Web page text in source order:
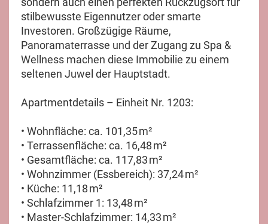
stilbewusste Eigennutzer oder smarte
Investoren. Großzügige Räume,
Panoramaterrasse und der Zugang zu Spa &
Wellness machen diese Immobilie zu einem
seltenen Juwel der Hauptstadt.
Apartmentdetails – Einheit Nr. 1203:
• Wohnfläche: ca. 101,35 m²
• Terrassenfläche: ca. 16,48 m²
• Gesamtfläche: ca. 117,83 m²
• Wohnzimmer (Essbereich): 37,24 m²
• Küche: 11,18 m²
• Schlafzimmer 1: 13,48 m²
• Master-Schlafzimmer: 14,33 m²